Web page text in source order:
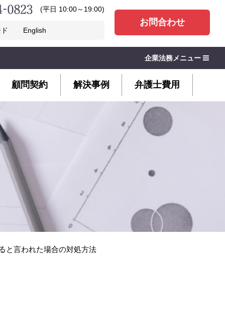
(平日 10:00～19:00)
English
お問合わせ
企業法務メニュー
顧問契約 解決事例 弁護士費用
と言われた場合の対処方法